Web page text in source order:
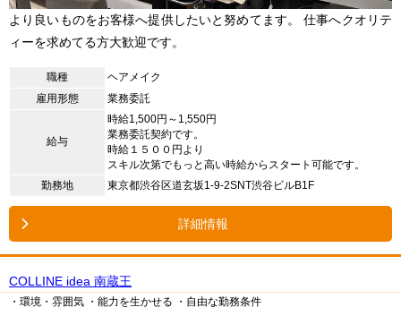
より良いものをお客様へ提供したいと努めてます。 仕事へクオリテ
ィーを求めてる方大歓迎です。
職種
ヘアメイク
雇用形態
業務委託
給与
時給1,500円～1,550円
業務委託契約です。
時給１５００円より
スキル次第でもっと高い時給からスタート可能です。
勤務地
東京都渋谷区道玄坂1-9-2SNT渋谷ビルB1F
詳細情報
COLLINE idea 南蔵王
・環境・雰囲気 ・能力を生かせる ・自由な勤務条件